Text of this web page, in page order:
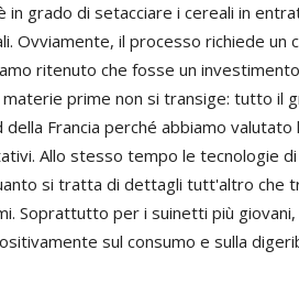
in grado di setacciare i cereali in
Ovviamente, il processo richiede un
ritenuto che fosse un investimento
prime non si transige: tutto il
Francia perché abbiamo valutato
Allo stesso tempo le tecnologie di
si tratta di dettagli tutt'altro che
Soprattutto per i suinetti più
sul consumo e sulla